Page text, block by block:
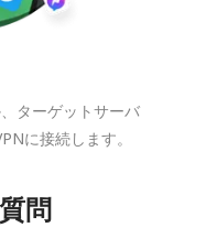
ターゲットサーバ
に接続します。
問